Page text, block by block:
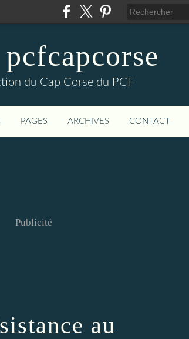
du Cap Corse du PCF
PAGES ARCHIVES CONTACT
Publicité
au